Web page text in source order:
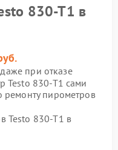
830-T1 в
даже при отказе
Testo 830-T1 сами
ремонту пирометров
Testo 830-T1 в